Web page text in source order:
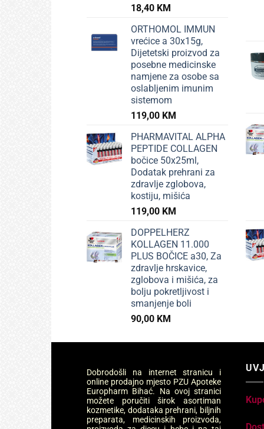
18,40 KM
ORTHOMOL IMMUN
vrećice a 30x15g,
Dijetetski proizvod za
posebne medicinske
namjene za osobe sa
oslabljenim imunim
sistemom
119,00 KM
PHARMAVITAL ALPHA
PEPTIDE COLLAGEN
bočice 50x25ml,
Dodatak prehrani za
zdravlje zglobova,
kostiju, mišića
119,00 KM
DOPPELHERZ
KOLLAGEN 11.000
PLUS BOČICE a30, Za
zdravlje hrskavice,
zglobova i mišića, za
bolju pokretljivost i
smanjenje boli
90,00 KM
Dobrodošli na internet stranicu i
online prodajno mjesto PZU Apoteke
Europharm Bihać. Na ovoj stranici
možete poručiti širok asortiman
kozmetike, dodataka prehrani, biljnih
preparata, medicinskih proizvoda,